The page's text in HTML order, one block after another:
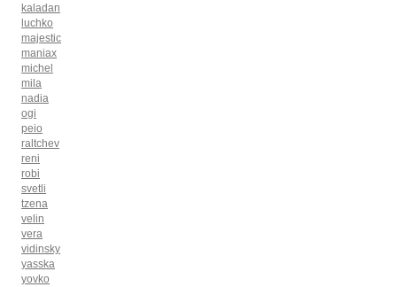
kaladan
luchko
majestic
maniax
michel
mila
nadia
ogi
peio
raltchev
reni
robi
svetli
tzena
velin
vera
vidinsky
yasska
yovko